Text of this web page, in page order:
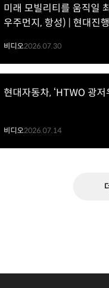
미래 모빌리티를 움직일
우주먼지, 항성) | 현대진
비디오2026.07.30
현대자동차, ‘HTWO 광저
비디오2026.07.14